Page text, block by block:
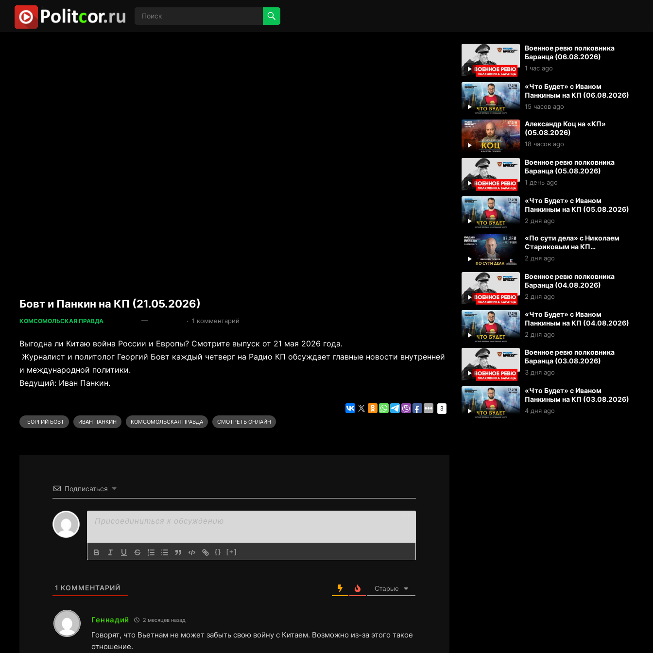
Бовт и Панкин на КП (21.05.2026)
КОМСОМОЛЬСКАЯ ПРАВДА — · 1 комментарий
Выгодна ли Китаю война России и Европы? Смотрите выпуск от 21 мая 2026 года.
Журналист и политолог Георгий Бовт каждый четверг на Радио КП обсуждает главные новости внутренней
и международной политики.
Ведущий: Иван Панкин.
3
ГЕОРГИЙ БОВТ
ИВАН ПАНКИН КОМСОМОЛЬСКАЯ ПРАВДА СМОТРЕТЬ ОНЛАЙН
Подписаться
{} [+]
1 КОММЕНТАРИЙ Старые
Геннадий 2 месяцев назад
Говорят, что Вьетнам не может забыть свою войну с Китаем. Возможно из-за этого такое
отношение.
Военное ревю полковника
Баранца (06.08.2026)
1 час ago
«Что Будет» с Иваном
Панкиным на КП (06.08.2026)
15 часов ago
Александр Коц на «КП»
(05.08.2026)
18 часов ago
Военное ревю полковника
Баранца (05.08.2026)
1 день ago
«Что Будет» с Иваном
Панкиным на КП (05.08.2026)
2 дня ago
«По сути дела» с Николаем
Стариковым на КП
(04.08.2026)
2 дня ago
Военное ревю полковника
Баранца (04.08.2026)
2 дня ago
«Что Будет» с Иваном
Панкиным на КП (04.08.2026)
2 дня ago
Военное ревю полковника
Баранца (03.08.2026)
3 дня ago
«Что Будет» с Иваном
Панкиным на КП (03.08.2026)
4 дня ago